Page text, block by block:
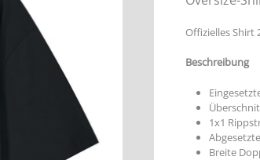
Offizielles Shirt
Beschreibung
1x1
Breite